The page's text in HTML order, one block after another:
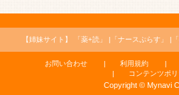
【姉妹サイト】 「薬+読」 「ナースぷらす」
お問い合わせ 利用規約
コンテンツポ
Copyright © Mynavi